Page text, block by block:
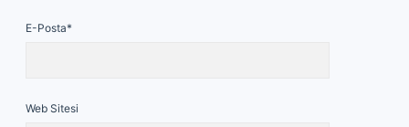
E-Posta*
Web Sitesi